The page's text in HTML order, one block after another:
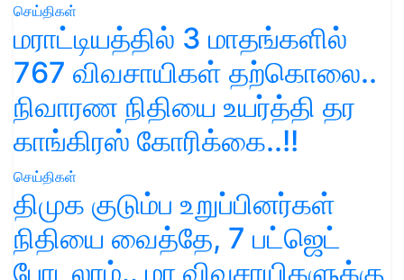
செய்திகள்
மராட்டியத்தில் 3 மாதங்களில்
767 விவசாயிகள் தற்கொலை..
நிவாரண நிதியை உயர்த்தி தர
காங்கிரஸ் கோரிக்கை..!!
செய்திகள்
திமுக குடும்ப உறுப்பினர்கள்
நிதியை வைத்தே, 7 பட்ஜெட்
போடலாம்.. மா விவசாயிகளுக்கு